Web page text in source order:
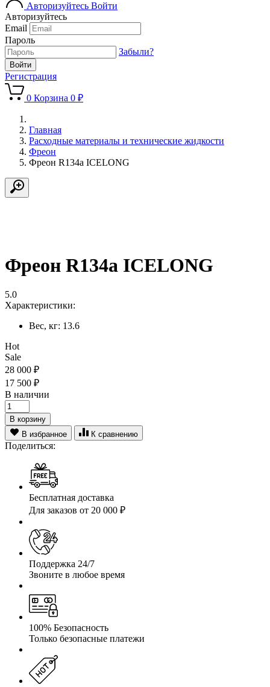
Авторизуйтесь Войти
Авторизуйтесь
Email
Пароль
Забыли?
Регистрация
0 Корзина 0 ₽
Главная
Расходные материалы и технические жидкости
Фреон
Фреон R134a ICELONG
Фреон R134a ICELONG
5.0
Характеристики:
Вес, кг: 13.6
Hot
Sale
28 000 ₽
17 500 ₽
В наличии
В корзину
В избранное
К сравнению
Поделиться:
Бесплатная доставка
Для заказов от 20 000 ₽
Поддержка 24/7
Звоните в любое время
100% Безопасность
Только безопасные платежи